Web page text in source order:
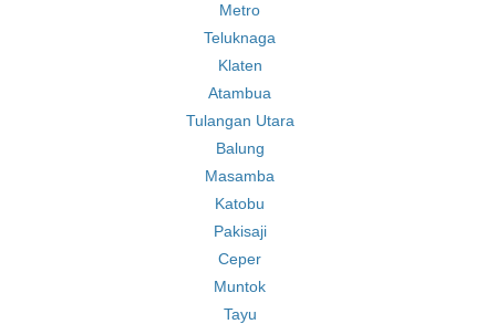
Metro
Teluknaga
Klaten
Atambua
Tulangan Utara
Balung
Masamba
Katobu
Pakisaji
Ceper
Muntok
Tayu